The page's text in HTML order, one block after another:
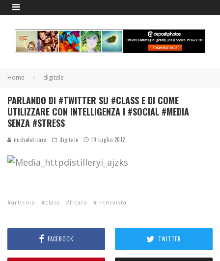
Home digitale
PARLANDO DI #TWITTER SU #CLASS E DI COME
UTILIZZARE CON INTELLIGENZA I #SOCIAL #MEDIA
SENZA #STRESS
micheleficara digitale 19 Luglio 2012
articolo class ficara intervista
FACEBOOK TWITTER